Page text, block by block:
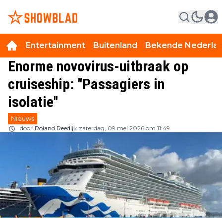
Entertainment Buitenland Bekende
Enorme novovirus-uitbraak op
cruiseship: ''Passagiers in
isolatie''
Nieuws
door Roland Reedijk zaterdag, 09 mei 2026 om 11:49